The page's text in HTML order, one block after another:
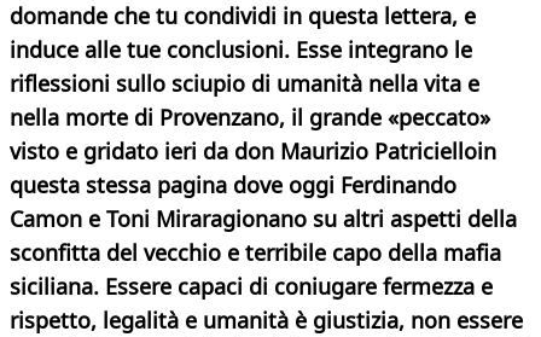
domande che tu condividi in questa lettera, e
induce alle tue conclusioni. Esse integrano le
riflessioni sullo sciupio di umanità nella vita e
nella morte di Provenzano, il grande «peccato»
visto e gridato ieri da don Maurizio Patricielloin
questa stessa pagina dove oggi Ferdinando
Camon e Toni Miraragionano su altri aspetti della
sconfitta del vecchio e terribile capo della mafia
siciliana. Essere capaci di coniugare fermezza e
rispetto, legalità e umanità è giustizia, non essere